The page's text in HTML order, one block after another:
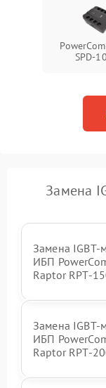
Поломка системы
от перегрузок
Неисправность
Повреждение
защиты от
перенапряжения
SPD-
Замена
Замена IGBT-
ИБП
Raptor RPT-
Замена IGBT-
ИБП
Raptor RPT-